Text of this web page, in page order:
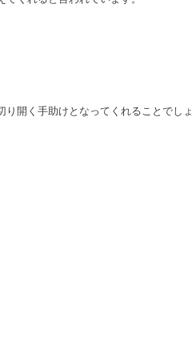
開く手助けとなってくれることでしょ